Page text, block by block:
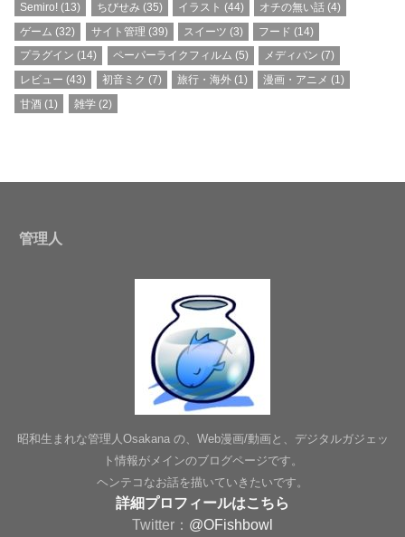
Semiro! (13) ちびせみ (35) イラスト (44) オチの無い話 (4)
ゲーム (32) サイト管理 (39) スイーツ (3) フード (14)
プラグイン (14) ペーパーライクフィルム (5) メディバン (7)
レビュー (43) 初音ミク (7) 旅行・海外(1) 漫画・アニメ (1)
甘酒 (1) 雑学(2)
管理人
昭和生まれな管理人Osakana の、Web漫画/動画と、デジタルガジェッ
ト情報がメインのブログページです。
ヘンテコなお話を描いていきたいです。
詳細プロフィールはこちら
Twitter： @OFishbowl